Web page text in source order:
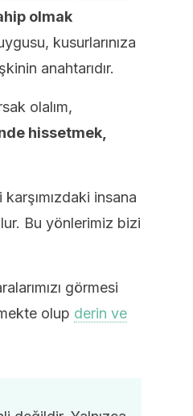
olmak
kusurlarınıza
anahtarıdır.
olalım,
hissetmek,
karşımızdaki insana
Bu yönlerimiz bizi
görmesi
olup derin ve